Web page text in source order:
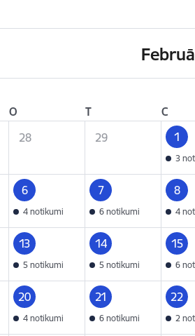
O T C
28 29 1
3
6
4 notikumi
7
6 notikumi
8
4
13
5 notikumi
14
5 notikumi
15
6
20
4 notikumi
21
6 notikumi
22
2